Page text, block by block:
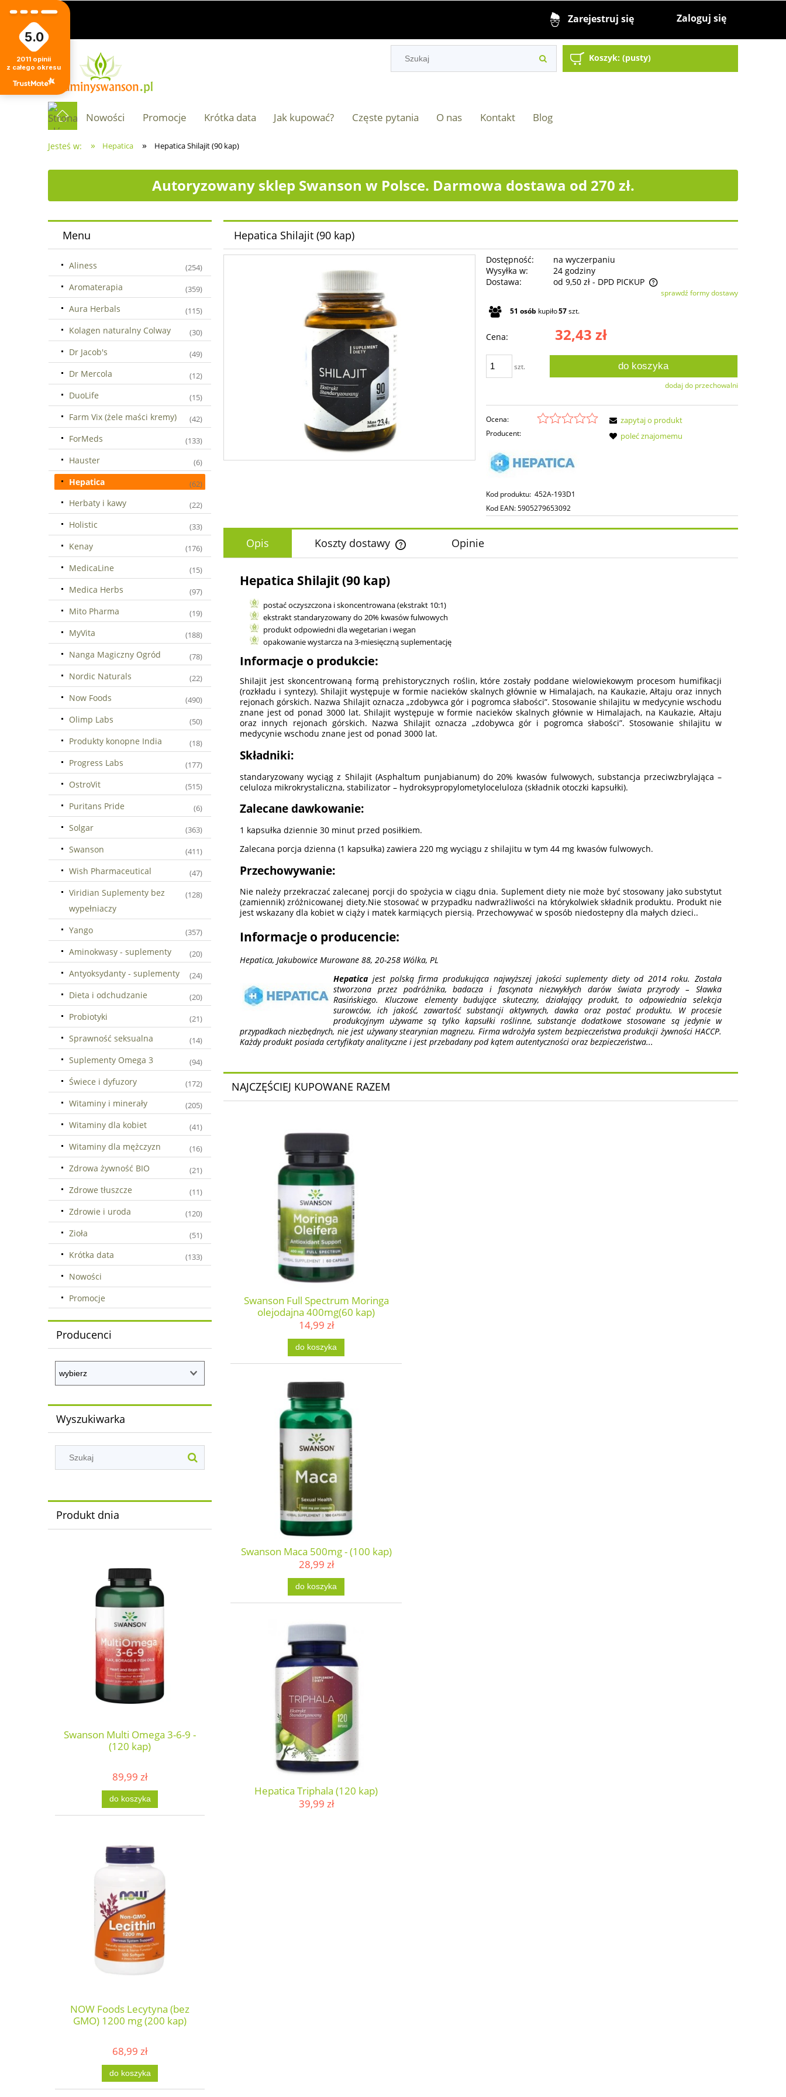
Zarejestruj się Zaloguj się
Koszyk: (pusty)
Nowości Promocje Krótka data Jak kupować? Częste pytania O nas Kontakt Blog
Jesteś w: » Hepatica » Hepatica Shilajit (90 kap)
Autoryzowany sklep Swanson w Polsce. Darmowa dostawa od 270 zł.
Menu
Aliness (254)
Aromaterapia (359)
Aura Herbals (115)
Kolagen naturalny Colway (30)
Dr Jacob's (49)
Dr Mercola (12)
DuoLife (15)
Farm Vix (żele maści kremy) (42)
ForMeds (133)
Hauster (6)
Hepatica (62)
Herbaty i kawy (22)
Holistic (33)
Kenay (176)
MedicaLine (15)
Medica Herbs (97)
Mito Pharma (19)
MyVita (188)
Nanga Magiczny Ogród (78)
Nordic Naturals (22)
Now Foods (490)
Olimp Labs (50)
Produkty konopne India (18)
Progress Labs (177)
OstroVit (515)
Puritans Pride (6)
Solgar (363)
Swanson (411)
Wish Pharmaceutical (47)
Viridian Suplementy bez
wypełniaczy
(128)
Yango (357)
Aminokwasy - suplementy (20)
Antyoksydanty - suplementy (24)
Dieta i odchudzanie (20)
Probiotyki (21)
Sprawność seksualna (14)
Suplementy Omega 3 (94)
Świece i dyfuzory (172)
Witaminy i minerały (205)
Witaminy dla kobiet (41)
Witaminy dla mężczyzn (16)
Zdrowa żywność BIO (21)
Zdrowe tłuszcze (11)
Zdrowie i uroda (120)
Zioła (51)
Krótka data (133)
Nowości
Promocje
Producenci
Wyszukiwarka
Produkt dnia
Swanson Multi Omega 3-6-9 -
(120 kap)
89,99 zł
do koszyka
NOW Foods Lecytyna (bez
GMO) 1200 mg (200 kap)
68,99 zł
do koszyka
Hepatica Shilajit (90 kap)
Dostępność:
na wyczerpaniu
Wysyłka w:
24 godziny
Dostawa:
od 9,50 zł - DPD PICKUP
Cena nie zawiera ewentualnych kosztów
płatności
sprawdź formy dostawy
51 osób kupiło57szt.
Cena: 32,43 zł
szt. do koszyka
dodaj do przechowalni
Ocena:
Producent:
Kod produktu: 452A-193D1
Kod EAN:5905279653092
zapytaj o produkt
poleć znajomemu
Opis Koszty dostawy Opinie
Hepatica Shilajit (90 kap)
postać oczyszczona i skoncentrowana (ekstrakt 10:1)
ekstrakt standaryzowany do 20% kwasów fulwowych
produkt odpowiedni dla wegetarian i wegan
opakowanie wystarcza na 3-miesięczną suplementację
Informacje o produkcie:
Shilajit jest skoncentrowaną formą prehistorycznych roślin, które zostały poddane wielowiekowym procesom humifikacji
(rozkładu i syntezy). Shilajit występuje w formie nacieków skalnych głównie w Himalajach, na Kaukazie, Ałtaju oraz innych
rejonach górskich. Nazwa Shilajit oznacza „zdobywca gór i pogromca słabości”. Stosowanie shilajitu w medycynie wschodu
znane jest od ponad 3000 lat. Shilajit występuje w formie nacieków skalnych głównie w Himalajach, na Kaukazie, Ałtaju
oraz innych rejonach górskich. Nazwa Shilajit oznacza „zdobywca gór i pogromca słabości”. Stosowanie shilajitu w
medycynie wschodu znane jest od ponad 3000 lat.
Składniki:
standaryzowany wyciąg z Shilajit (Asphaltum punjabianum) do 20% kwasów fulwowych, substancja przeciwzbrylająca –
celuloza mikrokrystaliczna, stabilizator – hydroksypropylometyloceluloza (składnik otoczki kapsułki).
Zalecane dawkowanie:
1 kapsułka dziennie 30 minut przed posiłkiem.
Zalecana porcja dzienna (1 kapsułka) zawiera 220 mg wyciągu z shilajitu w tym 44 mg kwasów fulwowych.
Przechowywanie:
Nie należy przekraczać zalecanej porcji do spożycia w ciągu dnia. Suplement diety nie może być stosowany jako substytut
(zamiennik) zróżnicowanej diety.Nie stosować w przypadku nadwrażliwości na którykolwiek składnik produktu. Produkt nie
jest wskazany dla kobiet w ciąży i matek karmiących piersią. Przechowywać w sposób niedostepny dla małych dzieci..
Informacje o producencie:
Hepatica, Jakubowice Murowane 88, 20-258 Wólka, PL
Hepatica jest polską firma produkująca najwyższej jakości suplementy diety od 2014 roku. Została
stworzona przez podróżnika, badacza i fascynata niezwykłych darów świata przyrody – Sławka
Rasińskiego. Kluczowe elementy budujące skuteczny, działający produkt, to odpowiednia selekcja
surowców, ich jakość, zawartość substancji aktywnych, dawka oraz postać produktu. W procesie
produkcyjnym używame są tylko kapsułki roślinne, substancje dodatkowe stosowane są jedynie w
przypadkach niezbędnych, nie jest używany stearynian magnezu. Firma wdrożyła system bezpieczeństwa produkcji żywności HACCP.
Każdy produkt posiada certyfikaty analityczne i jest przebadany pod kątem autentyczności oraz bezpieczeństwa...
NAJCZĘŚCIEJ KUPOWANE RAZEM
Swanson Full Spectrum Moringa
olejodajna 400mg(60 kap)
14,99 zł
do koszyka
Swanson Maca 500mg - (100 kap)
28,99 zł
do koszyka
Hepatica Triphala (120 kap)
39,99 zł
5.0
2011 opinii
z całego okresu